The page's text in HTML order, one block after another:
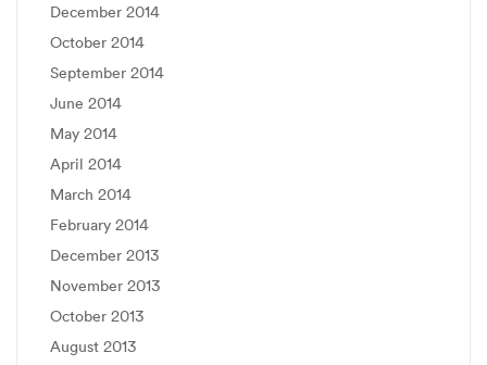
December 2014
October 2014
September 2014
June 2014
May 2014
April 2014
March 2014
February 2014
December 2013
November 2013
October 2013
August 2013